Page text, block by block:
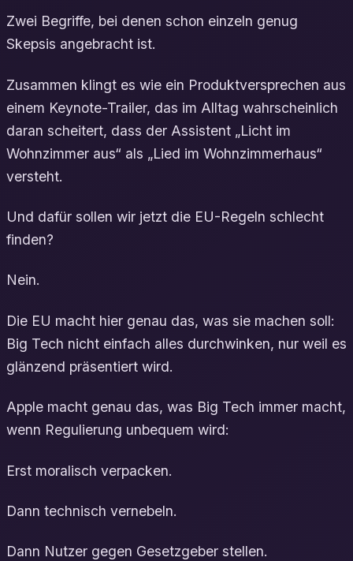
Zwei Begriffe, bei denen schon einzeln genug
Skepsis angebracht ist.
Zusammen klingt es wie ein Produktversprechen aus
einem Keynote-Trailer, das im Alltag wahrscheinlich
daran scheitert, dass der Assistent „Licht im
Wohnzimmer aus“ als „Lied im Wohnzimmerhaus“
versteht.
Und dafür sollen wir jetzt die EU-Regeln schlecht
finden?
Nein.
Die EU macht hier genau das, was sie machen soll:
Big Tech nicht einfach alles durchwinken, nur weil es
glänzend präsentiert wird.
Apple macht genau das, was Big Tech immer macht,
wenn Regulierung unbequem wird:
Erst moralisch verpacken.
Dann technisch vernebeln.
Dann Nutzer gegen Gesetzgeber stellen.